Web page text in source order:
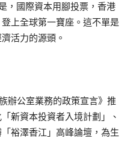
，國際資本用腳投票，香港
上全球第一寶座。這不單是
活力的源頭。
辦公室業務的政策宣言》推
新資本投資者入境計劃」、
裕澤香江」高峰論壇，為生